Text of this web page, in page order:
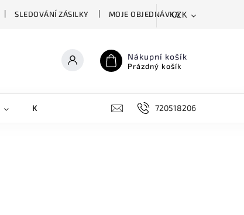
SLEDOVÁNÍ ZÁSILKY MOJE OBJEDNÁVKACZK
Nákupní košík
Prázdný košík
KRYTY NA MOBILY DOPLŇKY720518206